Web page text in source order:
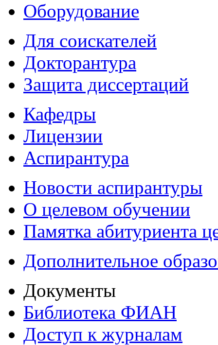
Оборудование
Для соискателей
Докторантура
Защита диссертаций
Кафедры
Лицензии
Аспирантура
Новости аспирантуры
О целевом обучении
Памятка абитуриента
Дополнительное
Документы
Библиотека ФИАН
Доступ к журналам